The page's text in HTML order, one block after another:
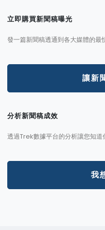
立即購買新聞稿曝光
發一篇新聞稿透通到各大媒體的最
讓新
分析新聞稿成效
透過Trek數據平台的分析讓您知道
我